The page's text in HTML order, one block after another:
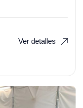
Ver detalles